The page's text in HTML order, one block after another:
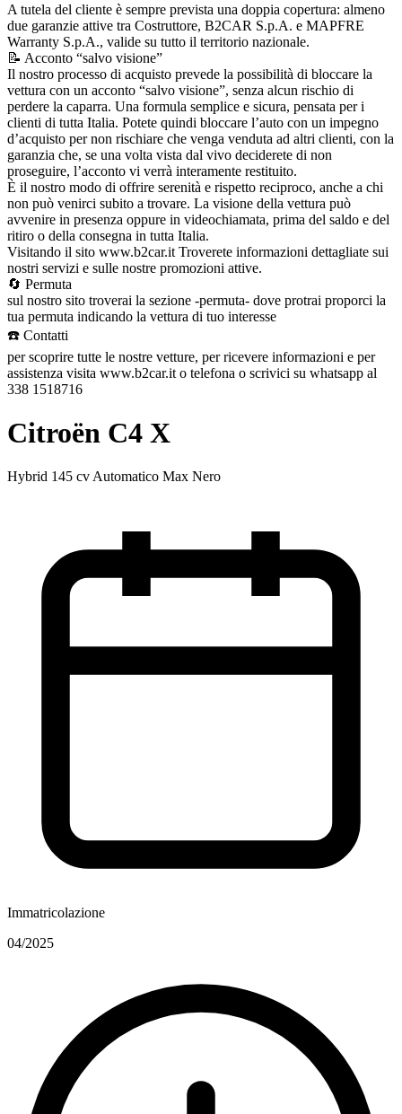
A tutela del cliente è sempre prevista una doppia copertura: almeno
due garanzie attive tra Costruttore, B2CAR S.p.A. e MAPFRE
Warranty S.p.A., valide su tutto il territorio nazionale.
📝 Acconto “salvo visione”
Il nostro processo di acquisto prevede la possibilità di bloccare la
vettura con un acconto “salvo visione”, senza alcun rischio di
perdere la caparra. Una formula semplice e sicura, pensata per i
clienti di tutta Italia. Potete quindi bloccare l’auto con un impegno
d’acquisto per non rischiare che venga venduta ad altri clienti, con la
garanzia che, se una volta vista dal vivo deciderete di non
proseguire, l’acconto vi verrà interamente restituito.
È il nostro modo di offrire serenità e rispetto reciproco, anche a chi
non può venirci subito a trovare. La visione della vettura può
avvenire in presenza oppure in videochiamata, prima del saldo e del
ritiro o della consegna in tutta Italia.
Visitando il sito www.b2car.it Troverete informazioni dettagliate sui
nostri servizi e sulle nostre promozioni attive.
🔄 Permuta
sul nostro sito troverai la sezione -permuta- dove protrai proporci la
tua permuta indicando la vettura di tuo interesse
☎️ Contatti
per scoprire tutte le nostre vetture, per ricevere informazioni e per
assistenza visita www.b2car.it o telefona o scrivici su whatsapp al
338 1518716
Citroën C4 X
Hybrid 145 cv Automatico Max Nero
Immatricolazione
04/2025